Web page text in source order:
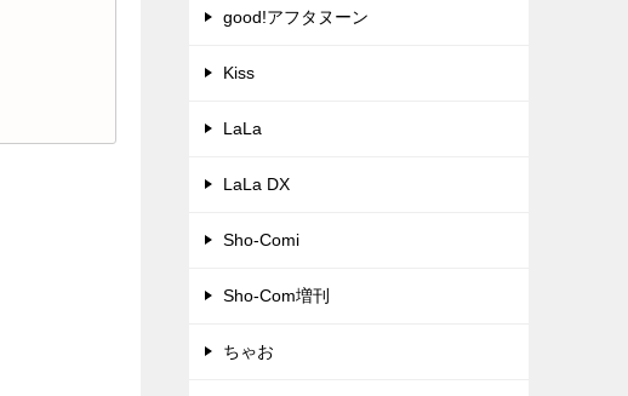
good!アフタヌーン
Kiss
LaLa
LaLa DX
Sho-Comi
Sho-Com増刊
ちゃお